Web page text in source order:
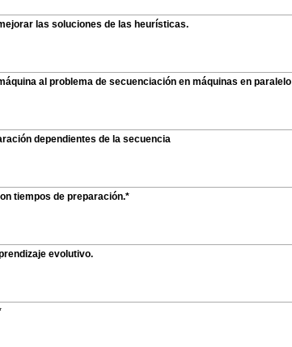
las soluciones de las heurísticas.
al problema de secuenciación en máquinas en paralelo
dependientes de la secuencia
tiempos de preparación.*
evolutivo.